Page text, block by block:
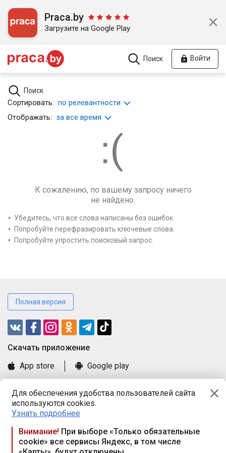
Для обеспечения удобства пользователей сайта
используются cookies.
Узнать подробнее
Внимание! При выборе «Только обязательные
cookie» все сервисы Яндекс, в том числе
Praca.by
Загрузите на Google Play
Поиск Войти
Поиск
Сортировать: по релевантности
Отображать: за все время
К сожалению, по вашему запросу ничего
не найдено.
Убедитесь, что все слова написаны без ошибок.
Попробуйте перефразировать ключевые слова.
Попробуйте упростить поисковый запрос.
Полная версия
Cкачать приложение
App store
Google play
Книга замечаний и предложений
Правила и документы
Praca.by © 2000—2026, ООО «ПРАЦА БАЙ»
Республика Беларусь, 220114, г. Минск, пр-т Независимости
117а, пом. № 9.